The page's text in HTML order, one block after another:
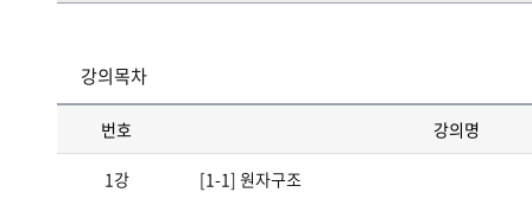
강의목차
번호 강의명
1강 [1-1] 원자구조